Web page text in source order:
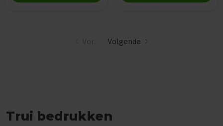
Vor. Volgende
Trui bedrukken